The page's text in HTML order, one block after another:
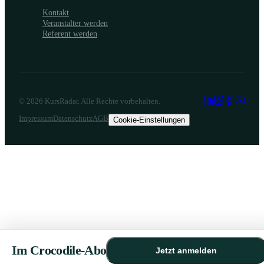
Kontakt
Veranstalter werden
Referent werden
© 2026 KursRadar. Alle Rechte vorbehalten.
ImpressumDatenschutzAGB Cookie-Einstellungen
Im Crocodile-Abo Jetzt anmelden